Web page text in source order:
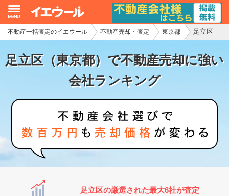
不動産一括査定のイエウール 不動産売却・査定 東京都 足立区
足立区（東京都）で不動産売却に強い
会社ランキング
足立区の厳選された最大6社が査定
イエウール加盟希望の不動産会社様
初めての方へ
不動産の売却・一括査定
家査定シミュレーター
お問い合わせ